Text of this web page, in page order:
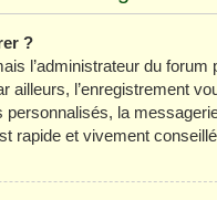
?
l’administrateur du
ailleurs, l’enregistrement
la
rapide et vivement